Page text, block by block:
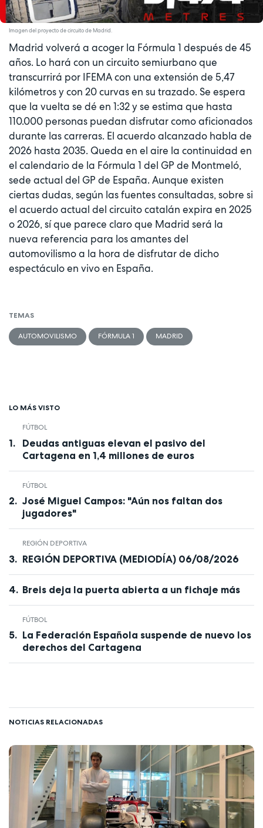
Imagen del proyecto de circuito de Madrid.
Madrid volverá a acoger la Fórmula 1 después de 45
años. Lo hará con un circuito semiurbano que
transcurrirá por IFEMA con una extensión de 5,47
kilómetros y con 20 curvas en su trazado. Se espera
que la vuelta se dé en 1:32 y se estima que hasta
110.000 personas puedan disfrutar como aficionados
durante las carreras. El acuerdo alcanzado habla de
2026 hasta 2035. Queda en el aire la continuidad en
el calendario de la Fórmula 1 del GP de Montmeló,
sede actual del GP de España. Aunque existen
ciertas dudas, según las fuentes consultadas, sobre si
el acuerdo actual del circuito catalán expira en 2025
o 2026, sí que parece claro que Madrid será la
nueva referencia para los amantes del
automovilismo a la hora de disfrutar de dicho
espectáculo en vivo en España.
TEMAS
AUTOMOVILISMO FÓRMULA 1 MADRID
LO MÁS VISTO
FÚTBOL
Deudas antiguas elevan el pasivo del
Cartagena en 1,4 millones de euros
FÚTBOL
José Miguel Campos: "Aún nos faltan dos
jugadores"
REGIÓN DEPORTIVA
REGIÓN DEPORTIVA (MEDIODÍA) 06/08/2026
Breis deja la puerta abierta a un fichaje más
FÚTBOL
La Federación Española suspende de nuevo los
derechos del Cartagena
NOTICIAS RELACIONADAS